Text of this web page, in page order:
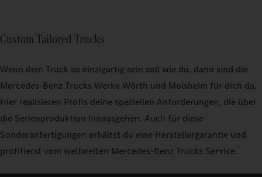
Custom Tailored Trucks
Wenn dein Truck so einzigartig sein soll wie du, dann sind die
Mercedes‑Benz Trucks Werke Wörth und Molsheim für dich da.
Hier realisieren Profis deine speziellen Anforderungen, die über
die Serienproduktion hinausgehen. Auch für diese
Sonderanfertigungen erhältst du eine Herstellergarantie und
profitierst vom weltweiten Mercedes‑Benz Trucks Service.